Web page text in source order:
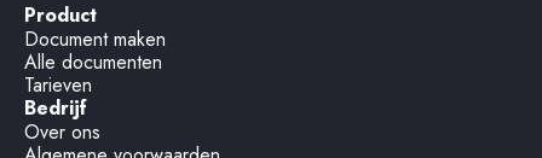
Product
Document maken
Alle documenten
Tarieven
Bedrijf
Over ons